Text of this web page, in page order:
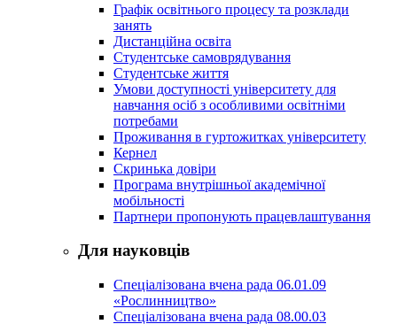
Графік освітнього процесу та розклади
занять
Дистанційна освіта
Студентське самоврядування
Студентське життя
Умови доступності університету для
навчання осіб з особливими освітніми
потребами
Проживання в гуртожитках університету
Кернел
Скринька довіри
Програма внутрішньої академічної
мобільності
Партнери пропонують працевлаштування
Для науковців
Спеціалізована вчена рада 06.01.09
«Рослинництво»
Спеціалізована вчена рада 08.00.03